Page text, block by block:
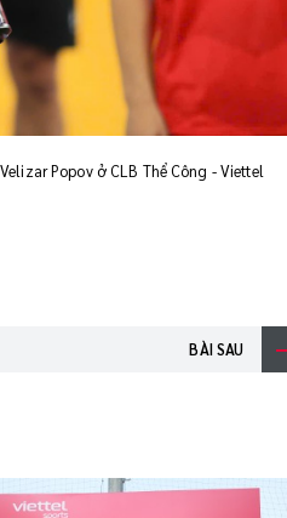
Popov ở CLB Thể Công - Viettel
BÀI SAU